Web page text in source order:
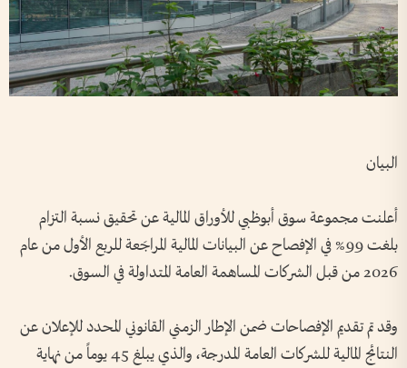
البيان
أعلنت مجموعة سوق أبوظبي للأوراق المالية عن تحقيق نسبة التزام
بلغت 99% في الإفصاح عن البيانات المالية المراجَعة للربع الأول من عام
2026 من قبل الشركات المساهمة العامة المتداولة في السوق.
وقد تم تقديم الإفصاحات ضمن الإطار الزمني القانوني المحدد للإعلان عن
النتائج المالية للشركات العامة المدرجة، والذي يبلغ 45 يوماً من نهاية